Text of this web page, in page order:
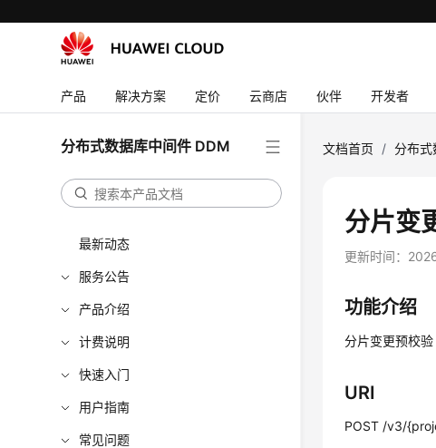
产品 解决方案 定价 云商店 伙伴 开发者
分布式数据库中间件 DDM
最新动态
服务公告
产品介绍
计费说明
快速入门
用户指南
常见问题
文档首页 / 分布式
分片变
更新时间：
功能介绍
分片变更预校验
URI
POST /v3/